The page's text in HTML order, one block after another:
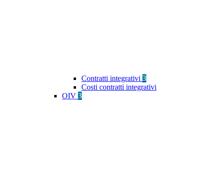
Contratti integrativi 3
Costi contratti integrativi
OIV 3